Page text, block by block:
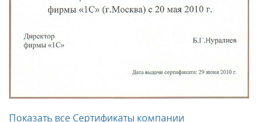
Показать все Сертификаты компании